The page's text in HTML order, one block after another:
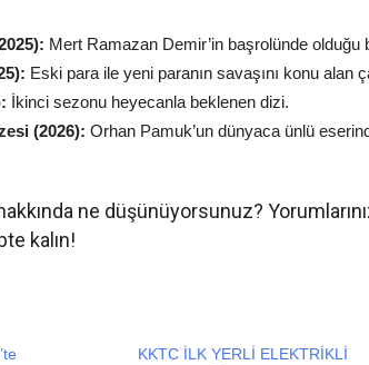
Mert Ramazan Demir’in başrolünde
Eski para ile yeni paranın savaşını konu alan
İkinci sezonu heyecanla beklenen dizi.
(2026): Orhan Pamuk’un dünyaca ünlü
ne düşünüyorsunuz?
kalın!
KKTC İLK YERLİ ELEKTRİKLİ